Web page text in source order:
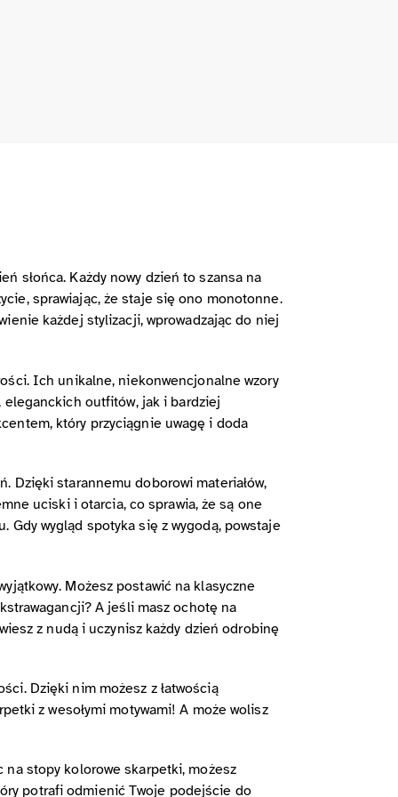
słońca. Każdy nowy dzień to szansa na
sprawiając, że staje się ono monotonne.
każdej stylizacji, wprowadzając do niej
Ich unikalne, niekonwencjonalne wzory
eleganckich outfitów, jak i bardziej
który przyciągnie uwagę i doda
Dzięki starannemu doborowi materiałów,
uciski i otarcia, co sprawia, że są one
Gdy wygląd spotyka się z wygodą, powstaje
Możesz postawić na klasyczne
A jeśli masz ochotę na
z nudą i uczynisz każdy dzień odrobinę
Dzięki nim możesz z łatwością
z wesołymi motywami! A może wolisz
na stopy kolorowe skarpetki, możesz
potrafi odmienić Twoje podejście do